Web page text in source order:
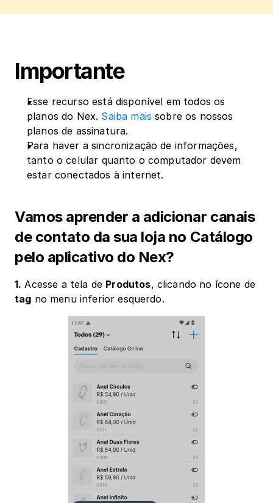
Importante
Esse recurso está disponível em todos os
planos do Nex. Saiba mais sobre os nossos
planos de assinatura.
Para haver a sincronização de informações,
tanto o celular quanto o computador devem
estar conectados à internet.
Vamos aprender a adicionar canais
de contato da sua loja no Catálogo
pelo aplicativo do Nex?
1. Acesse a tela de Produtos
tag no menu inferior esquerdo.